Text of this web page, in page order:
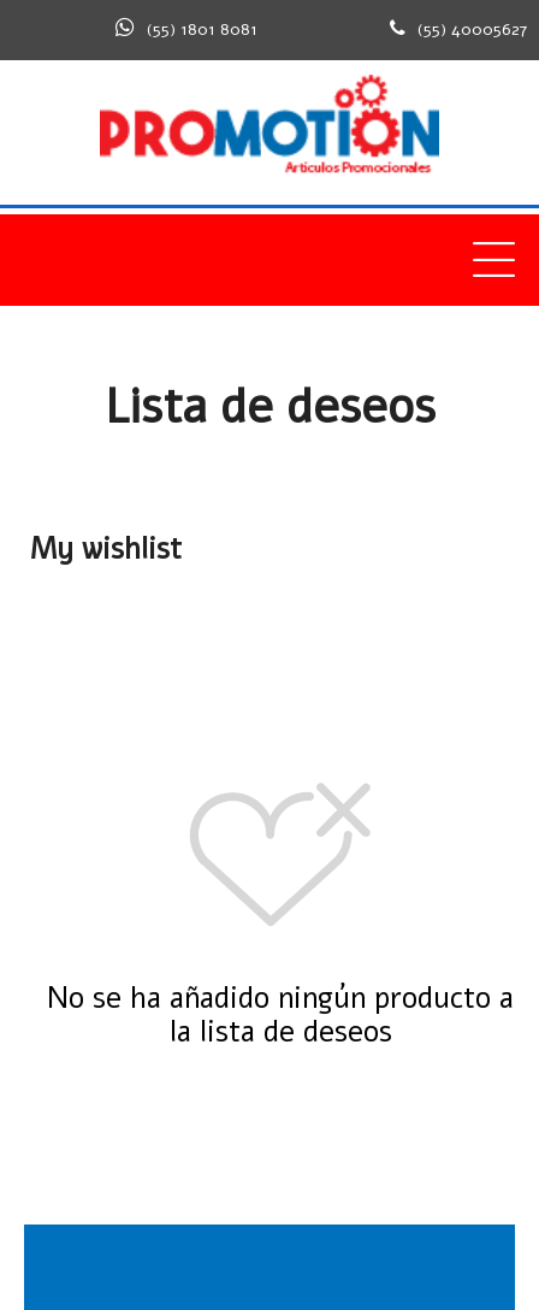
(55) 1801 8081 (55) 40005627
Lista de deseos
My wishlist
No se ha añadido ningún producto a
la lista de deseos